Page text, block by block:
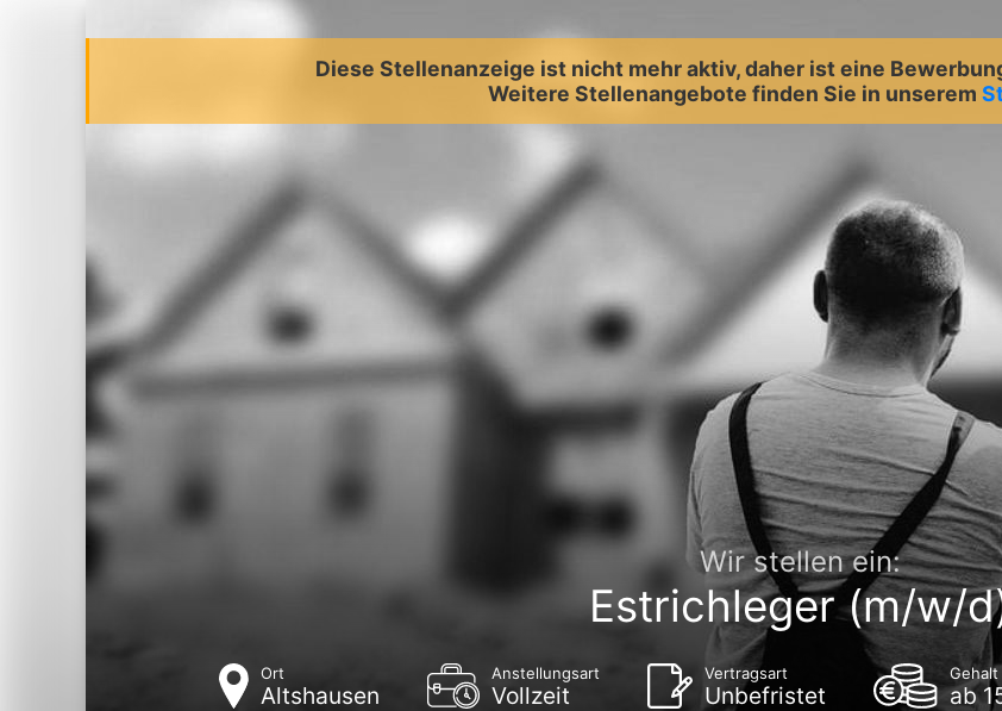
Diese Stellenanzeige ist nicht mehr aktiv, daher ist eine
Weitere Stellenangebote finden Sie in unserem
Wir stellen ein:
Estrichleger (m/w/
Ort
Altshausen
Anstellungsart
Vollzeit
Vertragsart
Unbefristet
Gehalt
ab